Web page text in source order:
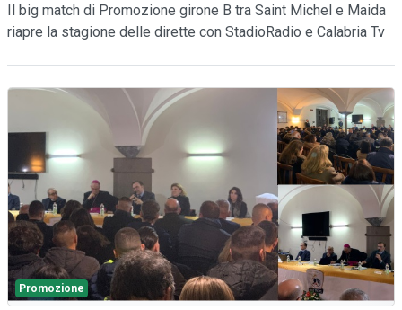
Il big match di Promozione girone B tra Saint Michel e Maida
riapre la stagione delle dirette con StadioRadio e Calabria Tv
Promozione